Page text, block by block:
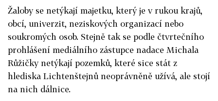
Žaloby se netýkají majetku, který je v rukou krajů,
obcí, univerzit, neziskových organizací nebo
soukromých osob. Stejně tak se podle čtvrtečního
prohlášení mediálního zástupce nadace Michala
Růžičky netýkají pozemků, které sice stát z
hlediska Lichtenštejnů neoprávněně užívá, ale stojí
na nich dálnice.